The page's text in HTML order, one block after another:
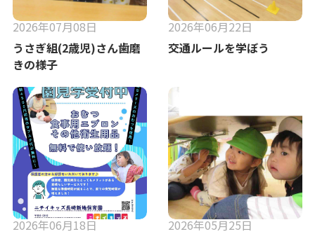
2026年07月08日
うさぎ組(2歳児)さん歯磨
きの様子
2026年06月22日
交通ルールを学ぼう
2026年06月18日
2026年05月25日